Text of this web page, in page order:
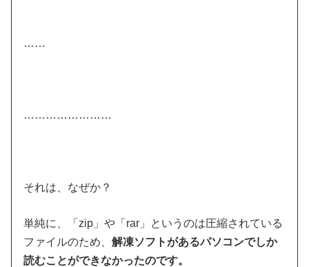
……
……………………
それは、なぜか？
単純に、「zip」や「rar」というのは圧縮されている
ファイルのため、解凍ソフトがあるパソコンでしか
読むことができなかったのです。